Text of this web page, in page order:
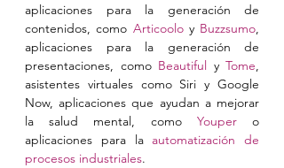
aplicaciones para la generación de
contenidos, como Articoolo y Buzzsumo,
aplicaciones para la generación de
presentaciones, como Beautiful y Tome,
asistentes virtuales como Siri y Google
Now, aplicaciones que ayudan a mejorar
la salud mental, como Youper o
aplicaciones para la automatización de
procesos industriales.